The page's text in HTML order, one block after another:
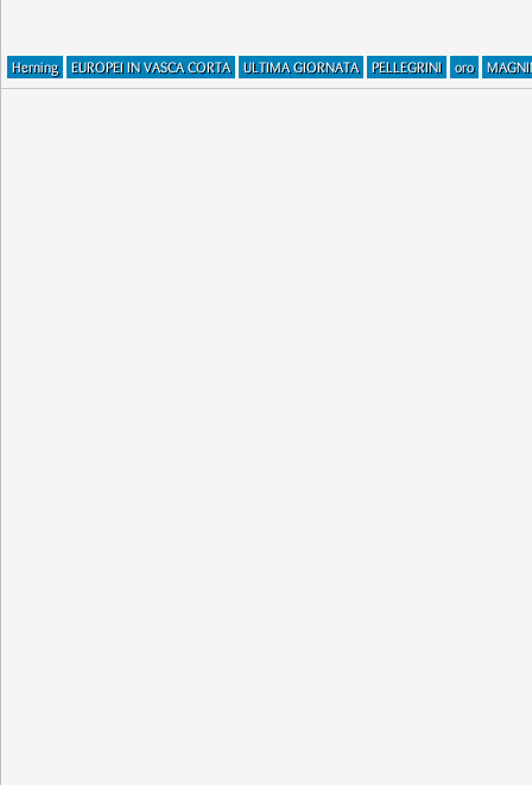
Herning EUROPEI IN VASCA CORTA ULTIMA GIORNATA PELLEGRINI oro